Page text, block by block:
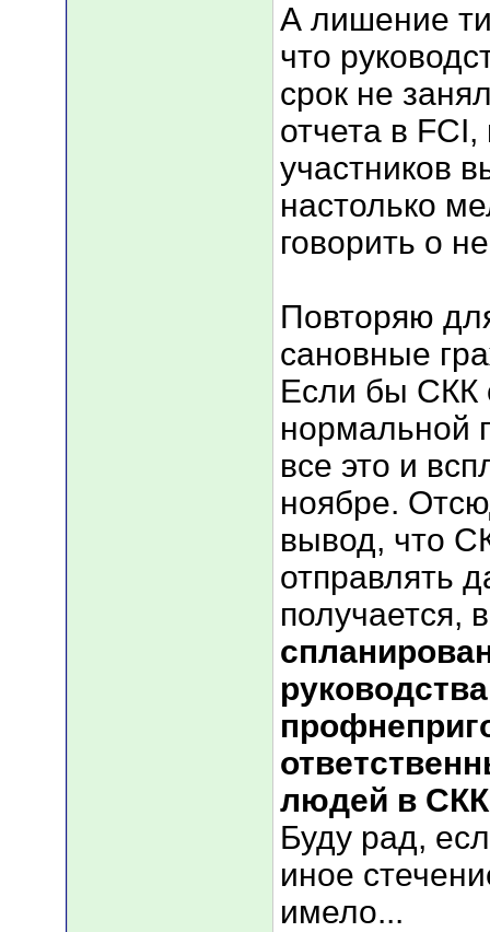
А лишение
что
срок не
отчета в
участников
настолько
говорить о
Повторяю
сановные
Если бы СКК
нормальной
все это и
ноябре.
вывод, что
отправлять
получается,
людей в СКК
Буду рад,
иное
имело...